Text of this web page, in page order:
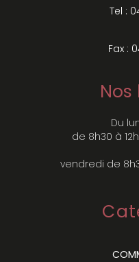
Tel :
Fax :
Du
de 8h30 à
vendredi de